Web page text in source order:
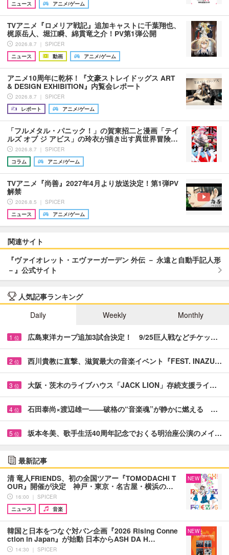
ニュース アニメ/ゲーム
TVアニメ『ロメリア戦記』追加キャストに千葉翔也、
梶原岳人、堀江瞬、綿貫竜之介！PV第1弾公開
2026.8.7 ｜ SPICER
ニュース
動画 アニメ/ゲーム
アニメ10周年に乾杯！『文豪ストレイドッグス ART
& DESIGN EXHIBITION』内覧会レポート
2026.8.7 ｜ SPICER
レポート
アニメ/ゲーム
「フルメタル・パニック！」の賀東招二と漫画「テイ
ルズ オブ ジ アビス」の玲衣が描き出す異世界冒険…
2026.8.7 ｜ SPICER
コラム
アニメ/ゲーム
TVアニメ『尚善』2027年4月より放送決定！第1弾PV
解禁
2026.8.5 ｜ SPICER
ニュース
アニメ/ゲーム
関連サイト
『ヴァイオレット・エヴァーガーデン 外伝 － 永遠と自動手記人形
－』公式サイト
人気記事ランキング
Daily
Weekly Monthly
1 位 広島東洋カープ追加3試合決定！ 9/25巨人戦などチケッ…
2 位 西川貴教に直撃、滋賀最大の音楽イベント『FEST. INAZU…
3 位 大阪・茨木のライブハウス「JACK LION」存続支援ライ…
4 位 石田泰尚×渡辺雄一――破格の“音楽魂”が静かに燃える …
5 位 坂本冬美、歌手生活40周年記念でおくる明治座公演のメイ…
最新記事
清 竜人FRIENDS、初の全国ツアー『TOMODACHI T
OUR』開催が決定 神戸・東京・名古屋・横浜の…
16:00 ｜ SPICER
ニュース
音楽
NEW
韓国と日本をつなぐ対バン企画『2026 Rising Conne
ction in Japan』が始動 日本からASH DA H…
14:30 ｜ SPICER
NEW